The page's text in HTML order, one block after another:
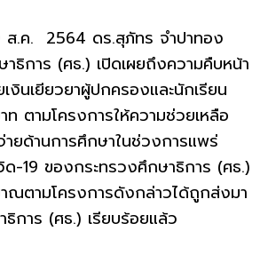
ส.ค. 2564 ดร.สุภัทร จำปาทอง
ธิการ (ศธ.) เปิดเผยถึงความคืบหน้า
เงินเยียวยาผู้ปกครองและนักเรียน
ตามโครงการให้ความช่วยเหลือ
จ่ายด้านการศึกษาในช่วงการแพร่
ด-19 ของกระทรวงศึกษาธิการ (ศธ.)
ณตามโครงการดังกล่าวได้ถูกส่งมา
การ (ศธ.) เรียบร้อยแล้ว